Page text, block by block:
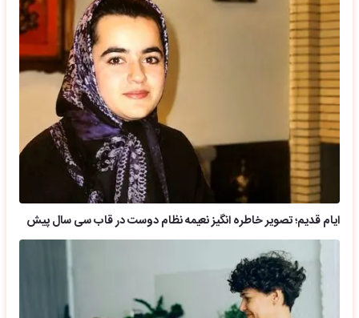
ایام قدیم؛ تصویر خاطره انگیز نعیمه نظام دوست در قاب سی سال پیش